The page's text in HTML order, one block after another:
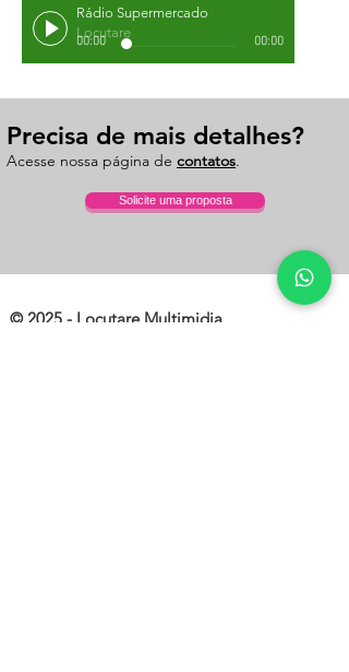
Rádio Supermercado
Locutare
00:00 00:00
Precisa de mais detalhes?
Acesse nossa página de contatos.
Solicite uma proposta
© 2025 - Locutare Multimidia